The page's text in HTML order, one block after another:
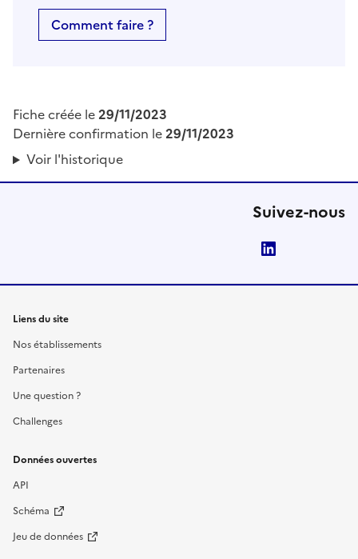
Comment faire ?
Fiche créée le29/11/2023
Dernière confirmation le29/11/2023
Voir l'historique
Suivez-nous
Liens du site
Nos établissements
Partenaires
Une question ?
Challenges
Données ouvertes
API
Schéma
Jeu de données